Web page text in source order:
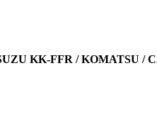
KK-FFR / KOMATSU /